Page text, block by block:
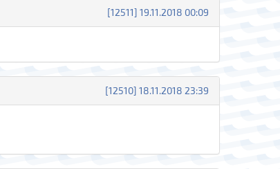
[12511] 19.11.2018 00:09
[12510] 18.11.2018 23:39